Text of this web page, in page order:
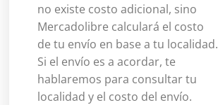
no existe costo adicional, sino
Mercadolibre calculará el costo
de tu envío en base a tu localidad.
Si el envío es a acordar, te
hablaremos para consultar tu
localidad y el costo del envío.